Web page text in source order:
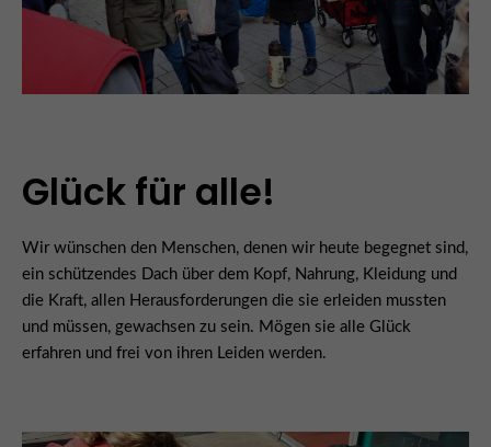
Glück für alle!
Wir wünschen den Menschen, denen wir heute begegnet sind,
ein schützendes Dach über dem Kopf, Nahrung, Kleidung und
die Kraft, allen Herausforderungen die sie erleiden mussten
und müssen, gewachsen zu sein. Mögen sie alle Glück
erfahren und frei von ihren Leiden werden.